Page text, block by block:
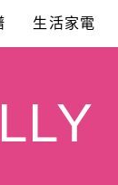
生活家電